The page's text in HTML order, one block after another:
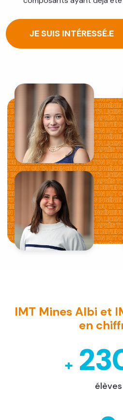
JE SUIS INTÉRESSÉ.E
IMT Mines Albi et
en
+
élèves